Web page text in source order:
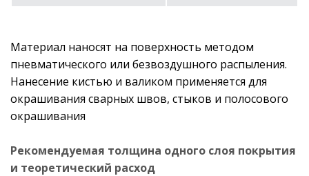
Материал наносят на поверхность методом
пневматического или безвоздушного распыления.
Нанесение кистью и валиком применяется для
окрашивания сварных швов, стыков и полосового
окрашивания
Рекомендуемая толщина одного слоя покрытия
и теоретический расход